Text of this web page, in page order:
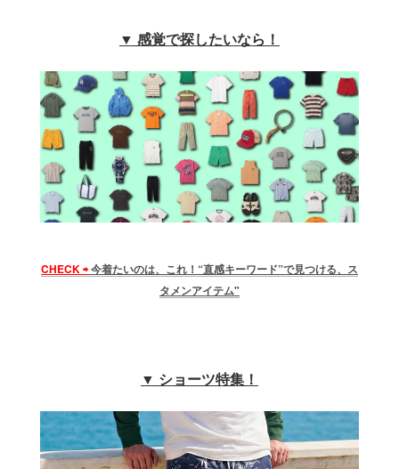
▼ 感覚で探したいなら！
CHECK ⇨今着たいのは、これ！“直感キーワード”で見つける、ス
タメンアイテム"
▼ ショーツ特集！